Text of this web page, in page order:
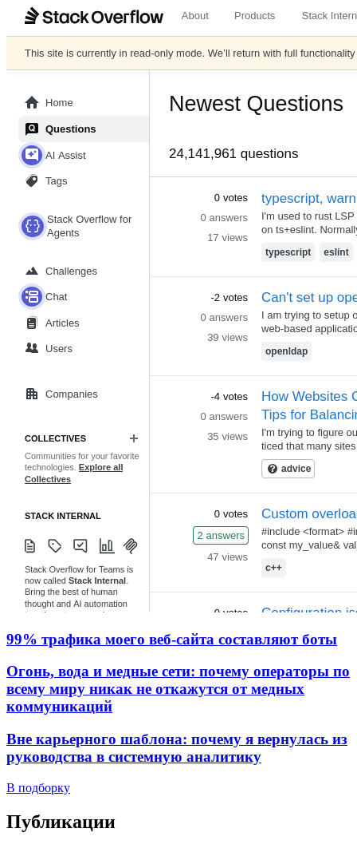
99% трафика моего веб‑сайта составляют боты
Огонь, вода и медные сети: почему операторы по
всему миру никак не откажутся от медных
коммуникаций
Вне карьерного шаблона: почему я вернулась из
руководства в системную аналитику
В подборку
Публикации